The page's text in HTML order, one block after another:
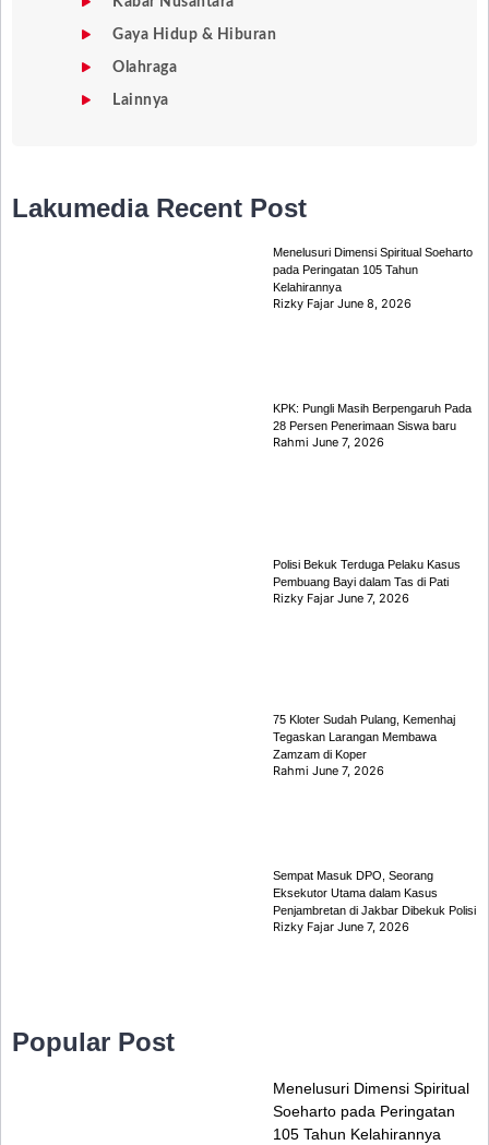
Gaya Hidup & Hiburan
Olahraga
Lainnya
Lakumedia Recent Post
Menelusuri Dimensi Spiritual Soeharto
pada Peringatan 105 Tahun
Kelahirannya
Rizky FajarJune 8, 2026
KPK: Pungli Masih Berpengaruh Pada
28 Persen Penerimaan Siswa baru
RahmiJune 7, 2026
Polisi Bekuk Terduga Pelaku Kasus
Pembuang Bayi dalam Tas di Pati
Rizky FajarJune 7, 2026
75 Kloter Sudah Pulang, Kemenhaj
Tegaskan Larangan Membawa
Zamzam di Koper
RahmiJune 7, 2026
Sempat Masuk DPO, Seorang
Eksekutor Utama dalam Kasus
Penjambretan di Jakbar Dibekuk Polisi
Rizky FajarJune 7, 2026
Popular Post
Menelusuri Dimensi Spiritual
Soeharto pada Peringatan
105 Tahun Kelahirannya